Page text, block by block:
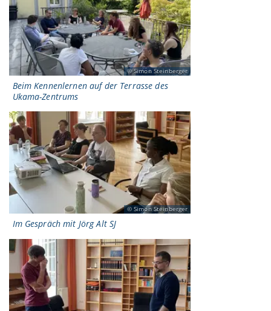
Simon Steinberger
Beim Kennenlernen auf der Terrasse des
Ukama-Zentrums
Simon Steinberger
Im Gespräch mit Jörg Alt SJ